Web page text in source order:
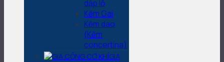
dập lỗ
Kẽm Gai
Kẽm dao
(Kẽm
concertina)
GIA